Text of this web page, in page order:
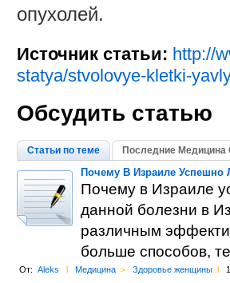
опухолей.
Источник статьи: http://
statya/stvolovye-kletki-
Обсудить статью
Статьи по теме Последние Медицина
Почему В Израиле
Почему в Израиле
данной болезни в
различным
больше способов,
От: Aleks l Медицина > Здоровье женщины l